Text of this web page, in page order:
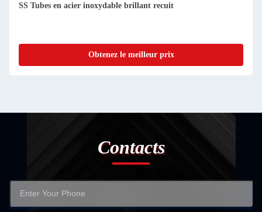
SS Tubes en acier inoxydable brillant recuit
Obtenez le meilleur prix
Contacts